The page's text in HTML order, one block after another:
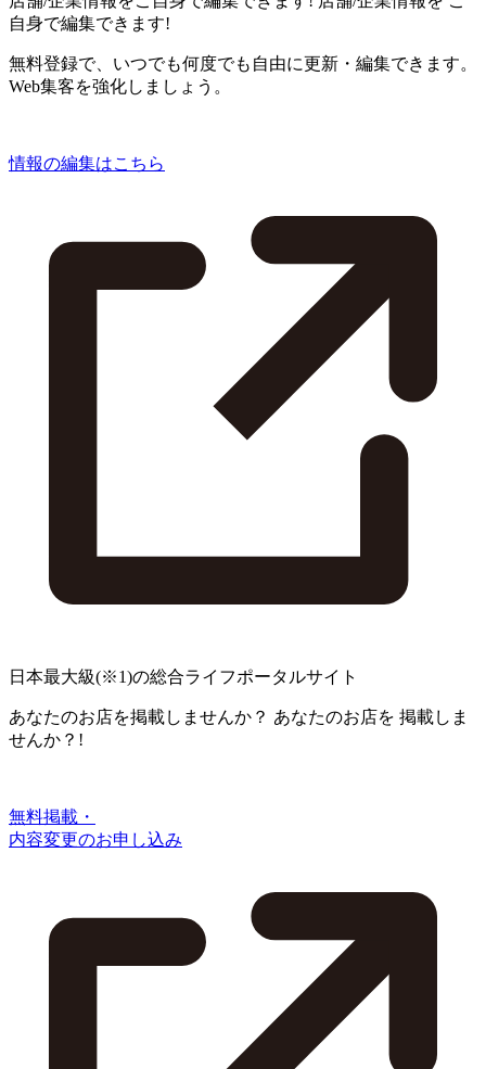
自身で編集できます!
無料登録で、いつでも何度でも自由に更新・編集できます。
Web集客を強化しましょう。
情報の編集はこちら
日本最大級(※1)の総合ライフポータルサイト
あなたのお店を掲載しませんか？ あなたのお店を 掲載しま
せんか？!
無料掲載・
内容変更のお申し込み